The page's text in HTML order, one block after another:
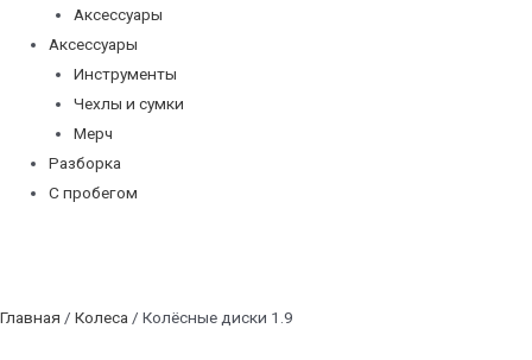
Аксессуары
Аксессуары
Инструменты
Чехлы и сумки
Мерч
Разборка
С пробегом
Главная / Колеса / Колёсные диски 1.9